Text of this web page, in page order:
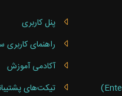
پنل کاربری
راهنمای
آکادمی آموزش
تیکت‌های